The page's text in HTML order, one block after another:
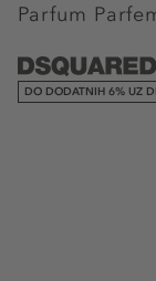
Parfum
DO DODATNIH 6% UZ